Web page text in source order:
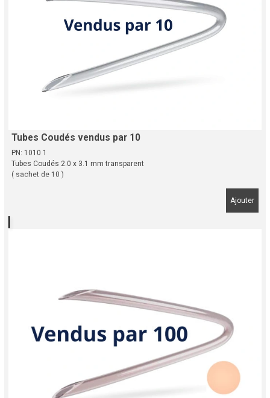
Tubes Coudés vendus par 10
PN: 1010 1
Tubes Coudés 2.0 x 3.1 mm transparent
( sachet de 10 )
Ajouter